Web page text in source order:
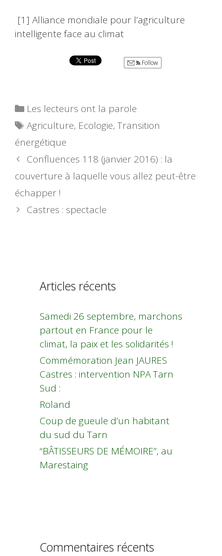
[1] Alliance mondiale pour l’agriculture
intelligente face au climat
Follow
Catégories
Les lecteurs ont la parole
Étiquettes
Agriculture, Ecologie,Transition
énergétique
Confluences 118 (janvier 2016) : la
couverture à laquelle vous allez peut-être
échapper !
Castres : spectacle
Articles récents
Samedi 26 septembre, marchons
partout en France pour le
climat, la paix et les solidarités !
Commémoration Jean JAURES
Castres : intervention NPA Tarn
Sud :
Roland
Coup de gueule d’un habitant
du sud du Tarn
“BÂTISSEURS DE MÉMOIRE”, au
Marestaing
Commentaires récents